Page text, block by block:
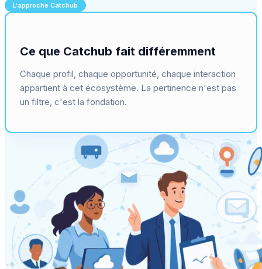
L'approche Catchub
Ce que Catchub fait différemment
Chaque profil, chaque opportunité, chaque interaction
appartient à cet écosystème. La pertinence n'est pas
un filtre, c'est la fondation.